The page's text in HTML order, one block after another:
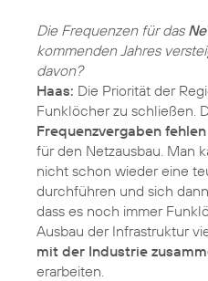
Die Frequenzen für das
kommenden Jahres
davon?
Haas: Die Priorität der
Funklöcher zu schließen.
Frequenzvergaben
für den Netzausbau. Man
nicht schon wieder eine
durchführen und sich
dass es noch immer
Ausbau der Infrastruktur
mit der Industrie
erarbeiten.